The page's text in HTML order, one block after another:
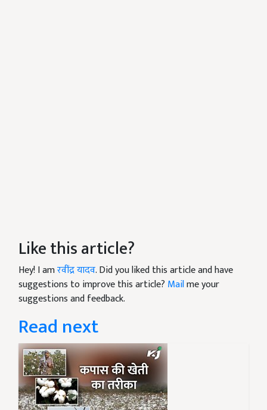
Like this article?
Hey! I amरवींद्र यादव. Did you liked this article and have
suggestions to improve this article? Mailme your
suggestions and feedback.
Read next